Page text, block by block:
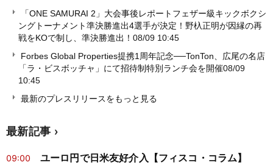
「ONE SAMURAI 2」大会事後レポートフェザー級キックボクシ
ングトーナメント準決勝進出4選手が決定！野杁正明が因縁の再
戦をKOで制し、準決勝進出！ 08/09 10:45
Forbes Global Properties提携1周年記念──TonTon、広尾の名店
「ラ・ビスボッチャ」にて招待制特別ランチ会を開催08/09
10:45
最新のプレスリリースをもっと見る
最新記事
09:00 ユーロ円で日米友好介入【フィスコ・コラム】